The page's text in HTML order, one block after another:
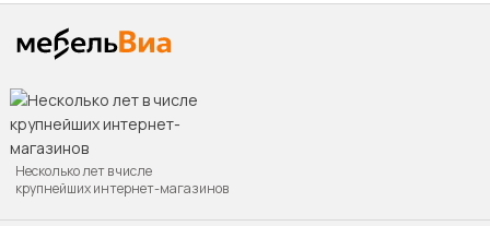
Несколько лет в числе
крупнейших интернет-магазинов